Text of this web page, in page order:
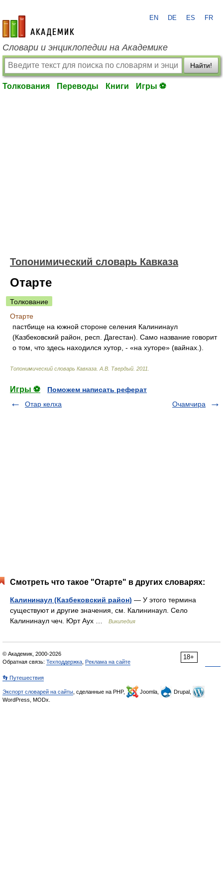
academic.ru
EN DE ES FR
Словари и энциклопедии на Академике
Найти!
Толкования Переводы Книги Игры ⚽
Топонимический словарь Кавказа
Отарте
Толкование
Отарте
пастбище на южной стороне селения Калининаул
(Казбековский район, респ. Дагестан). Само название говорит
о том, что здесь находился хутор, - «на хуторе» (вайнах.).
Топонимический словарь Кавказа А.В. Твердый 2011
Игры ⚽
Поможем написать реферат
Отар келха
Очамчира
Смотреть что такое "Отарте" в других словарях:
Калининаул (Казбековский район) — У этого термина
существуют и другие значения, см. Калининаул. Село
Калининаул чеч. Юрт Аух …
Википедия
18+
© Академик, 2000-2026
Обратная связь: Техподдержка Реклама на сайте
👣 Путешествия
Экспорт словарей на сайты , сделанные на PHP, Joomla,
Drupal,
WordPress, MODx.